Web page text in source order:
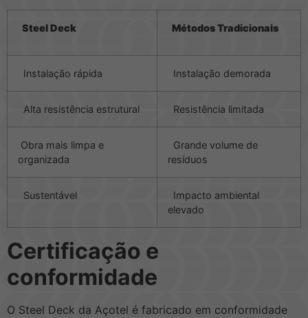
Steel Deck Métodos Tradicionais
Instalação rápida Instalação demorada
Alta resistência estrutural Resistência limitada
Obra mais limpa e
organizada
Grande volume de
resíduos
Sustentável
Impacto ambiental
elevado
Certificação e
conformidade
O Steel Deck da Açotel é fabricado em conformidade